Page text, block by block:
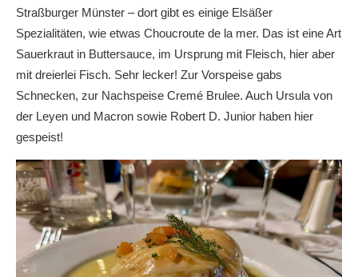
Straßburger Münster – dort gibt es einige Elsäßer
Spezialitäten, wie etwas Choucroute de la mer. Das ist eine Art
Sauerkraut in Buttersauce, im Ursprung mit Fleisch, hier aber
mit dreierlei Fisch. Sehr lecker! Zur Vorspeise gabs
Schnecken, zur Nachspeise Cremé Brulee. Auch Ursula von
der Leyen und Macron sowie Robert D. Junior haben hier
gespeist!